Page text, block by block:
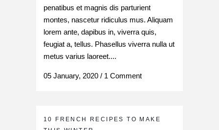
penatibus et magnis dis parturient
montes, nascetur ridiculus mus. Aliquam
lorem ante, dapibus in, viverra quis,
feugiat a, tellus. Phasellus viverra nulla ut
metus varius laoreet....
05 January, 2020 / 1 Comment
10 FRENCH RECIPES TO MAKE